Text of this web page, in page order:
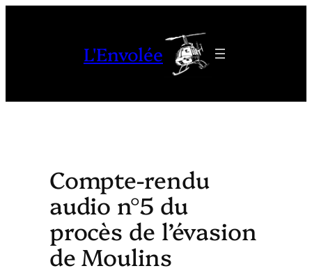
L'Envolée
Compte-rendu
audio n°5 du
procès de l’évasion
de Moulins